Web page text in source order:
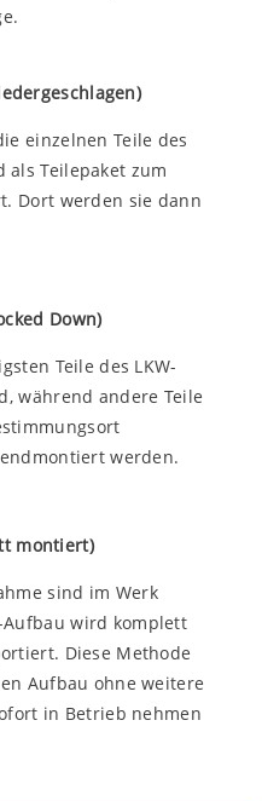
einzelnen Teile des
als Teilepaket zum
Dort werden sie dann
Down)
Teile des LKW-
während andere Teile
werden.
montiert)
sind im Werk
Aufbau wird komplett
Diese Methode
Aufbau ohne weitere
in Betrieb nehmen